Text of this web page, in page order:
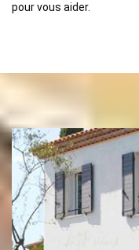
pour vous aider.